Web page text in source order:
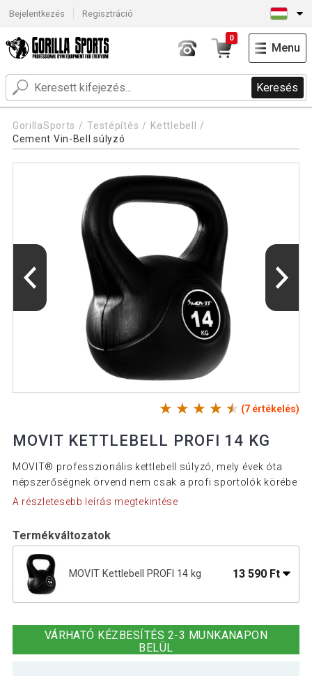
Bejelentkezés Regisztráció
Keresés
0
Menu
GorillaSports Testépítés
Kettlebell
Cement Vin-Bell súlyzó
(7 értékelés)
MOVIT KETTLEBELL PROFI 14 KG
MOVIT® professzionális kettlebell súlyzó, mely évek óta
népszerőségnek örvend nem csak a profi sportolók körébe
A részletesebb leírás megtekintése
Termékváltozatok
MOVIT Kettlebell PROFI 14 kg 13 590 Ft
VÁRHATÓ KÉZBESÍTÉS 2-3 MUNKANAPON
BELÜL